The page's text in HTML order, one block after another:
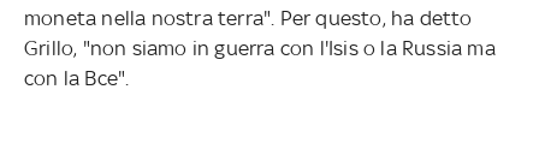
moneta nella nostra terra". Per questo, ha detto
Grillo, "non siamo in guerra con l'Isis o la Russia ma
con la Bce".